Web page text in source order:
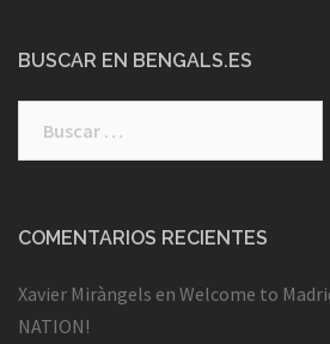
BUSCAR EN BENGALS.ES
COMENTARIOS RECIENTES
Xavier Miràngels en Welcome to
NATION!